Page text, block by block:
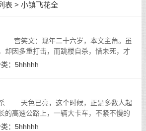
表 > 小镇飞花全
笑文：现年二十六岁，本文主角。虽
却因多重打击，而跳楼自杀，惜未死，才
经历。多灾多难，又艳福无边。
： 5hhhhh
天色已亮，这个时候，正是多数人起
的高速公路上，一辆大卡车，不紧不慢的
桥。[详细]
： 5hhhhh